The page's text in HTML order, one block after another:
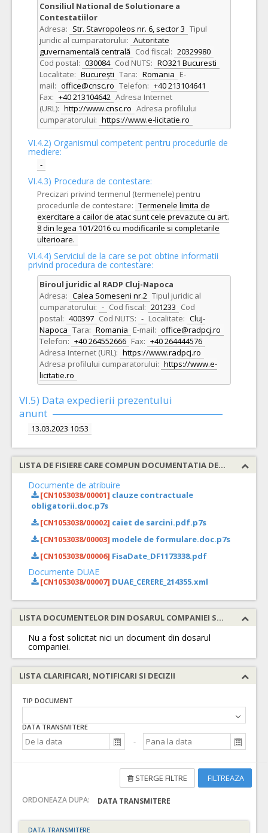
Consiliul National de Solutionare a
Contestatiilor
Adresa: Str. Stavropoleos nr. 6, sector 3 Tipul
juridic al cumparatorului: Autoritate
guvernamentală centrală Cod fiscal: 20329980
Cod postal: 030084 Cod NUTS: RO321 Bucuresti
Localitate: București Tara: Romania E-
mail: office@cnsc.ro Telefon: +40 213104641
Fax: +40 213104642 Adresa Internet
(URL): http://www.cnsc.ro Adresa profilului
cumparatorului: https://www.e-licitatie.ro
VI.4.2) Organismul competent pentru procedurile de
mediere:
-
VI.4.3) Procedura de contestare:
Precizari privind termenul (termenele) pentru
procedurile de contestare: Termenele limita de
exercitare a cailor de atac sunt cele prevazute cu art.
8 din legea 101/2016 cu modificarile si completarile
ulterioare.
VI.4.4) Serviciul de la care se pot obtine informatii
privind procedura de contestare:
Biroul juridic al RADP Cluj-Napoca
Adresa: Calea Someseni nr.2 Tipul juridic al
cumparatorului: - Cod fiscal: 201233 Cod
postal: 400397 Cod NUTS: - Localitate: Cluj-
Napoca Tara: Romania E-mail: office@radpcj.ro
Telefon: +40 264552666 Fax: +40 264444576
Adresa Internet (URL): https://www.radpcj.ro
Adresa profilului cumparatorului: https://www.e-
licitatie.ro
VI.5) Data expedierii prezentului
anunt
13.03.2023 10:53
LISTA DE FISIERE CARE COMPUN DOCUMENTATIA DE ATRIBUIRE
Documente de atribuire
[CN1053038/00001] clauze contractuale
obligatorii.doc.p7s
[CN1053038/00002] caiet de sarcini.pdf.p7s
[CN1053038/00003] modele de formulare.doc.p7s
[CN1053038/00006] FisaDate_DF1173338.pdf
Documente DUAE
[CN1053038/00007] DUAE_CERERE_214355.xml
LISTA DOCUMENTELOR DIN DOSARUL COMPANIEI SOLICITATE
Nu a fost solicitat nici un document din dosarul
companiei.
LISTA CLARIFICARI, NOTIFICARI SI DECIZII
TIP DOCUMENT
DATA TRANSMITERE
FILTREAZA
STERGE FILTRE
ORDONEAZA DUPA: DATA TRANSMITERE
DATA TRANSMITERE